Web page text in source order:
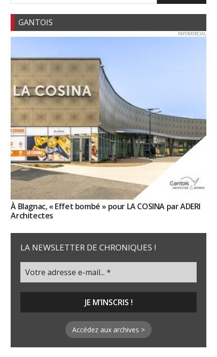
GANTOIS
INFOMERCIAL
À Blagnac, « Effet bombé » pour LA COSINA par ADERI
Architectes
LA NEWSLETTER DE CHRONIQUES !
Accédez aux archives >